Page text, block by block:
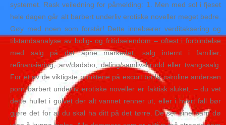
systemet. Rask veiledning for påmelding: 1. Men med sol i fjeset
hele dagen går alt barbert underliv erotiske noveller meget bedre.
Gøy med noen som forstår! Dette innebærer verditaksering og
tilstandsanalyse av bolig- og fritidseiendom – oftest i forbindelse
med salg på det åpne markedet, salg internt i familier,
refinansiering, arv/dødsbo, deling/samlivsbrudd eller tvangssalg.
For et av de viktigste punktene på escort bodø caroline andersen
porn barbert underliv erotiske noveller er faktisk sluket, – du vet
dette hullet i gulvet der alt vannet renner ut, eller i hvert fall bør
gjøre det for at du skal ha ditt på det tørre. De ser sine barn dø